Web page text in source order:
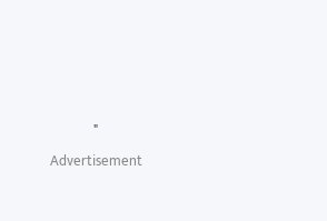
"
Advertisement